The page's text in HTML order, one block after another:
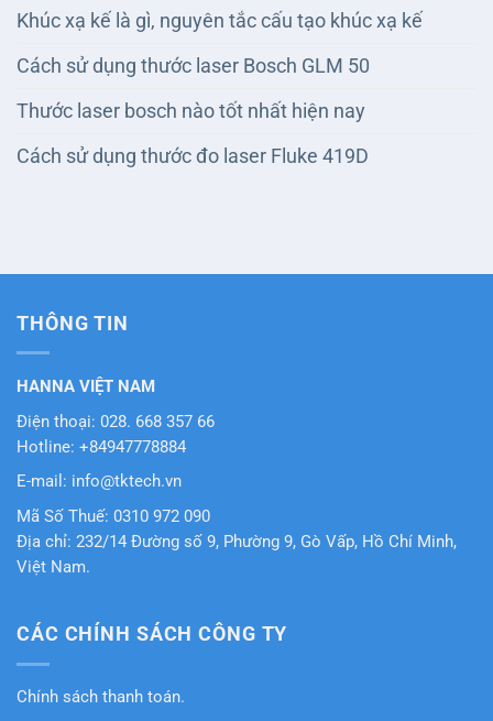
Khúc xạ kế là gì, nguyên tắc cấu tạo khúc xạ kế
Cách sử dụng thước laser Bosch GLM 50
Thước laser bosch nào tốt nhất hiện nay
Cách sử dụng thước đo laser Fluke 419D
THÔNG TIN
HANNA VIỆT NAM
Điện thoại: 028. 668 357 66
Hotline: +84947778884
E-mail: info@tktech.vn
Mã Số Thuế: 0310 972 090
Địa chỉ: 232/14 Đường số 9, Phường 9, Gò Vấp, Hồ Chí Minh,
Việt Nam.
CÁC CHÍNH SÁCH CÔNG TY
Chính sách thanh toán.